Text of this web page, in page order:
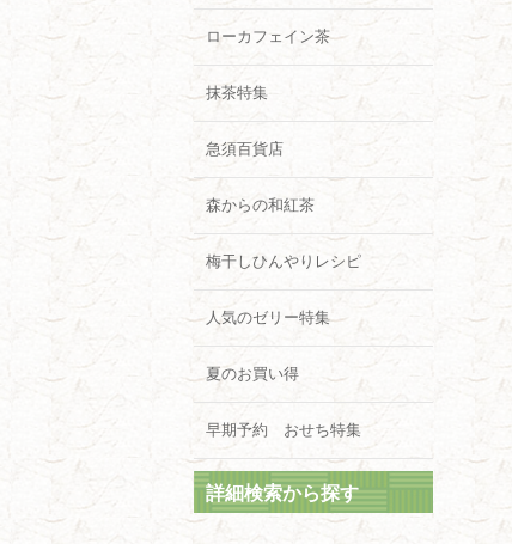
ローカフェイン茶
抹茶特集
急須百貨店
森からの和紅茶
梅干しひんやりレシピ
人気のゼリー特集
夏のお買い得
早期予約 おせち特集
詳細検索から探す